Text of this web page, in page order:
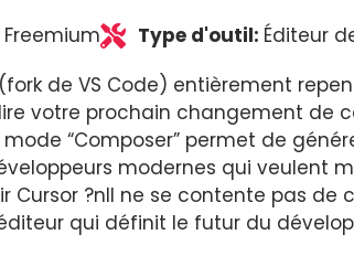
Freemium Type d'outil: Éditeur
de VS Code) entièrement
votre prochain changement de
“Composer” permet de
modernes qui
?nIl ne se contente pas
qui définit le futur du